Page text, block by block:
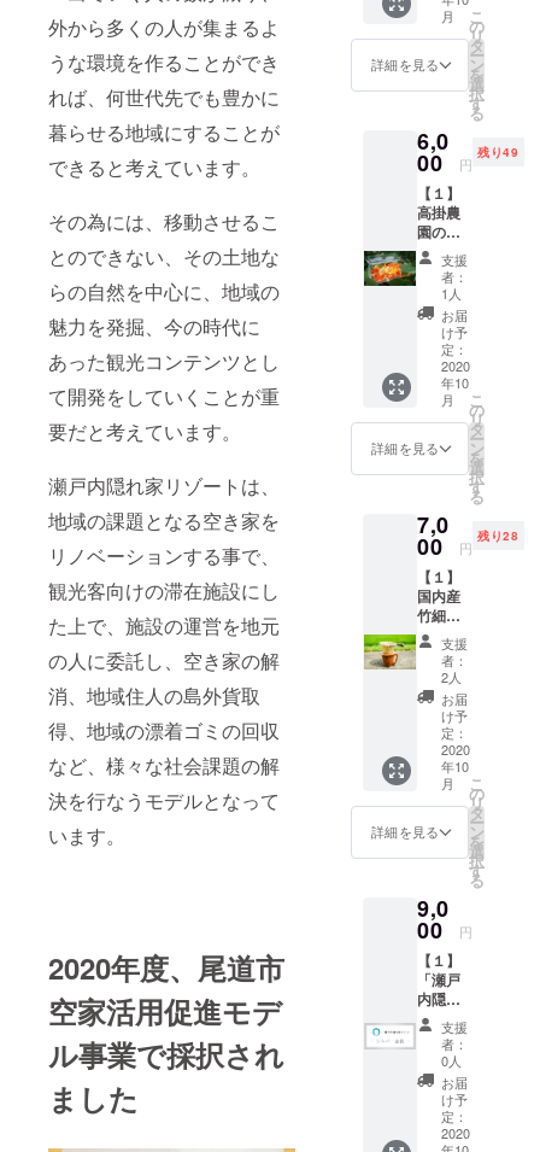
外から多くの人が集まるよ
うな環境を作ることができ
れば、何世代先でも豊かに
暮らせる地域にすることが
できると考えています。
その為には、移動させるこ
とのできない、その土地な
らの自然を中心に、地域の
魅力を発掘、今の時代に
あった観光コンテンツとし
て開発をしていくことが重
要だと考えています。
瀬戸内隠れ家リゾートは、
地域の課題となる空き家を
リノベーションする事で、
観光客向けの滞在施設にし
た上で、施設の運営を地元
の人に委託し、空き家の解
消、地域住人の島外貨取
得、地域の漂着ゴミの回収
など、様々な社会課題の解
決を行なうモデルとなって
います。
2020年度、尾道市
空家活用促進モデ
ル事業で採択され
ました
かし、オー
プンから4年
連続で120%
成長を達
在、2021年
オープンに
向け、2棟目
の宿泊施設
を開発中。
員】入
会資格
4ヵ月分
提供
「瀬戸
家リ
ゾート
Salon【
レギュ
ラー会
員】」
に4ヵ月
参加で
きま
す。
【レ
ギュ
ラー会
員の権
利につ
いて】
1、
ループ
に参加
できま
す 2、
オンラ
イン交
流会で
交流で
きます
3、会員
限定の
特別プ
ランを
ご利用
頂けま
す 「瀬
戸内隠
コミュ
ニティ
の詳細
はこち
ら
https://
commu
nity.ca
mp-
fire.jp/p
rojects/
view/22
6406
月
詳細を見る
こ
の
リ
タ
ー
ン
を
選
択
す
る
6,0
00 円
残り49
【１】
高掛農
園のベ
ビー
リーフ
（300g
）、エ
ディブ
ルフラ
ワー（1
パッ
ク）
セット
高級寝
台列車
「瑞
採用さ
れ、全
国の著
名なレ
ストラ
ンへ直
卸で販
売し、
市場で
流通し
ない高
掛農園
（広島
県三原
市産）
の旬の
お野菜
しま
す。
https://t
wilighte
xpress-
mizuka
ze.jp/ab
out/wes
t_japan/
ingredi
ents.ht
本国内
支援
者：
1人
お届
け予
定：
2020
年10
月
詳細を見る
こ
の
リ
タ
ー
ン
を
選
択
す
る
7,0
00 円
残り28
【１】
国内産
竹細工
のコー
ヒード
リッ
パー 竹
細工の
伝統工
芸とし
て歴史
の古
い、広
島県三
次市三
良坂町
をした
竹細工
職人に
より、
国産真
竹と黒
竹を加
工して
作った
コー
ヒード
リッ
パーを
支援
者：
2人
お届
け予
定：
2020
年10
月
詳細を見る
こ
の
リ
タ
ー
ン
を
選
択
す
る
9,0
00 円
【１】
「瀬戸
内隠れ
家リ
ゾート
Salon」
コミュ
ニティ
【シル
バー会
支援
者：
0人
お届
け予
定：
2020